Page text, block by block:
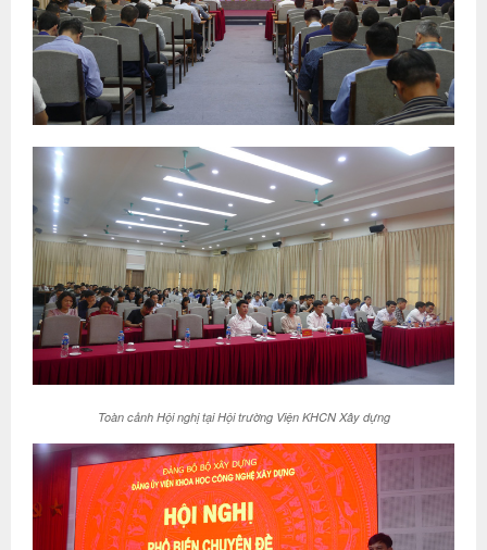
Toàn cảnh Hội nghị tại Hội trường Viện KHCN Xây dựng